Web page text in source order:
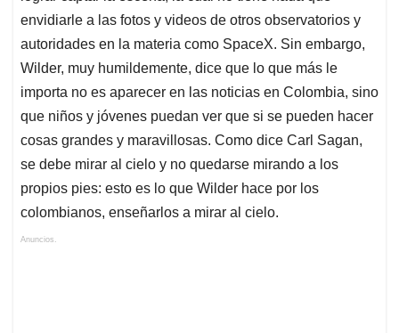
envidiarle a las fotos y videos de otros observatorios y
autoridades en la materia como SpaceX. Sin embargo,
Wilder, muy humildemente, dice que lo que más le
importa no es aparecer en las noticias en Colombia, sino
que niños y jóvenes puedan ver que si se pueden hacer
cosas grandes y maravillosas. Como dice Carl Sagan,
se debe mirar al cielo y no quedarse mirando a los
propios pies: esto es lo que Wilder hace por los
colombianos, enseñarlos a mirar al cielo.
Anuncios.